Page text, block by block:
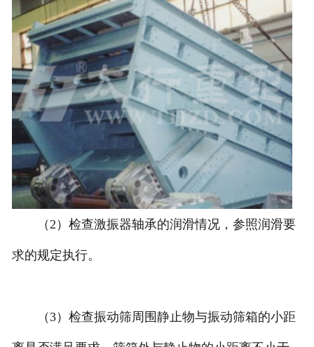
（2）检查激振器轴承的润滑情况，参照润滑要
求的规定执行。
（3）检查振动筛周围静止物与振动筛箱的小距